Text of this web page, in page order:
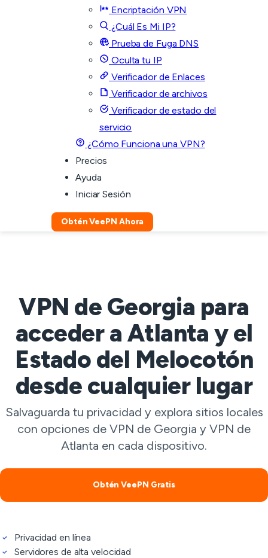
Encriptación VPN
¿Cuál Es Mi IP?
Prueba de Fuga DNS
Oculta tu IP
Verificador de Enlaces
Verificador de archivos
Verificador de estado del
servicio
¿Cómo Funciona una VPN?
Precios
Ayuda
Iniciar Sesión
Obtén VeePN Ahora
VPN de Georgia para
acceder a Atlanta y el
Estado del Melocotón
desde cualquier lugar
Salvaguarda tu privacidad y explora sitios locales
con opciones de VPN de Georgia y VPN de
Atlanta en cada dispositivo.
Obtén VeePN Gratis
Privacidad en línea
Servidores de alta velocidad